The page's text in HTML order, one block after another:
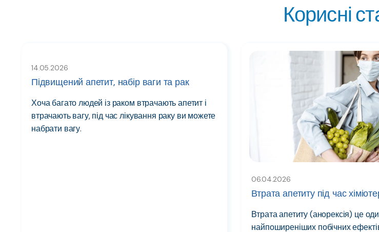
Корисні
14.05.2026
Підвищений апетит, набір ваги та рак
Хоча багато людей із раком втрачають апетит і
втрачають вагу, під час лікування раку ви можете
набрати вагу.
06.04.2026
Втрата апетиту під час
Втрата апетиту (анорексія) це
найпоширеніших побічних